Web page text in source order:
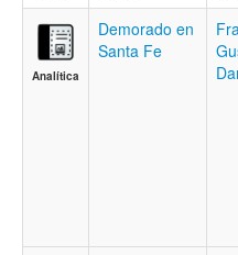
Contacto
Iniciar sesión
Analítica
Demorado en
Santa Fe